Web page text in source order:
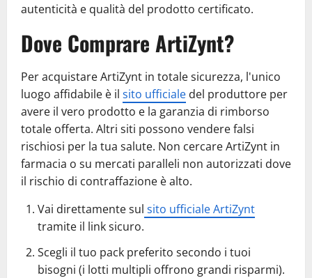
autenticità e qualità del prodotto certificato.
Dove Comprare ArtiZynt?
Per acquistare ArtiZynt in totale sicurezza, l'unico
luogo affidabile è il sito ufficiale del produttore per
avere il vero prodotto e la garanzia di rimborso
totale offerta. Altri siti possono vendere falsi
rischiosi per la tua salute. Non cercare ArtiZynt in
farmacia o su mercati paralleli non autorizzati dove
il rischio di contraffazione è alto.
Vai direttamente sul sito ufficiale ArtiZynt
tramite il link sicuro.
Scegli il tuo pack preferito secondo i tuoi
bisogni (i lotti multipli offrono grandi risparmi).